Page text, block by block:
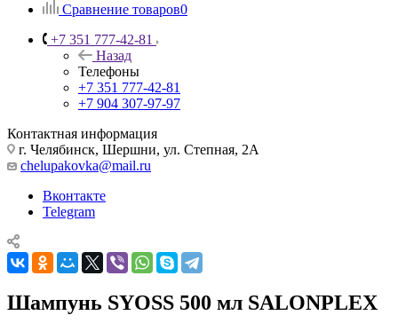
Сравнение товаров0
+7 351 777-42-81
Назад
Телефоны
+7 351 777-42-81
+7 904 307-97-97
Контактная информация
г. Челябинск, Шершни, ул. Степная, 2А
chelupakovka@mail.ru
Вконтакте
Telegram
Шампунь SYOSS 500 мл SALONPLEX